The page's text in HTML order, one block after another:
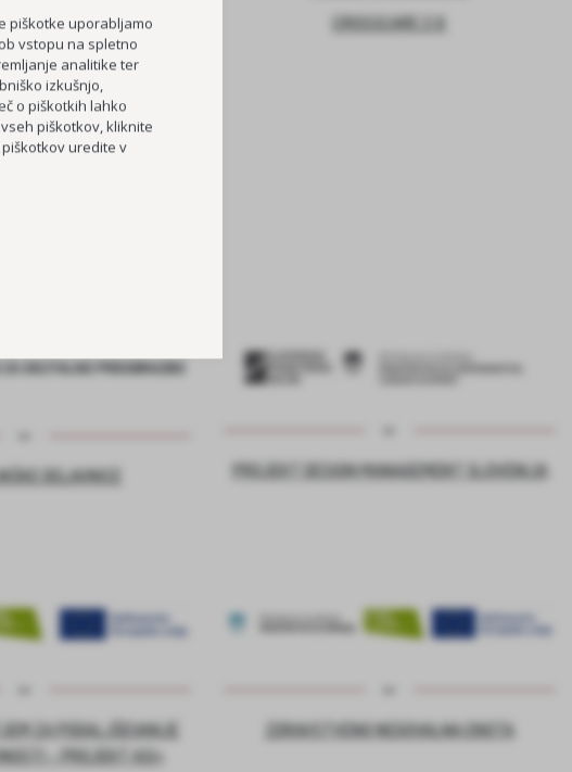
STAROST
– ŽIVIM
TOČKA
PRI OŠ HORJUL
E-PREVOZOV
CROSSCARE 2.0
DELAVNICE PROJEKT DESIGN MANAGEMENT SLOVENIJA
ZA PODALJŠEVANJE
– PROJEKT ASI+
ZDRAVSTVENO NEGOVALNA ENOTA
piškotke uporabljamo
vstopu na spletno
analitike ter
izkušnjo,
o piškotkih lahko
piškotkov, kliknite
piškotkov uredite v